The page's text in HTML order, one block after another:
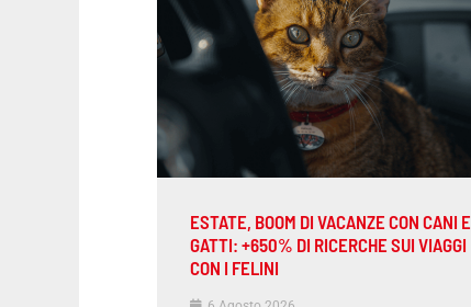
ESTATE, BOOM DI VACANZE CON CANI E
GATTI: +650% DI RICERCHE SUI VIAGGI
CON I FELINI